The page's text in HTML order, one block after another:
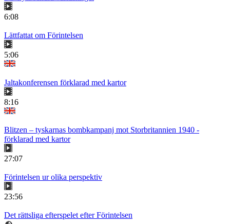
6:08
Lättfattat om Förintelsen
5:06
Jaltakonferensen förklarad med kartor
8:16
Blitzen – tyskarnas bombkampanj mot Storbritannien 1940 -
förklarad med kartor
27:07
Förintelsen ur olika perspektiv
23:56
Det rättsliga efterspelet efter Förintelsen